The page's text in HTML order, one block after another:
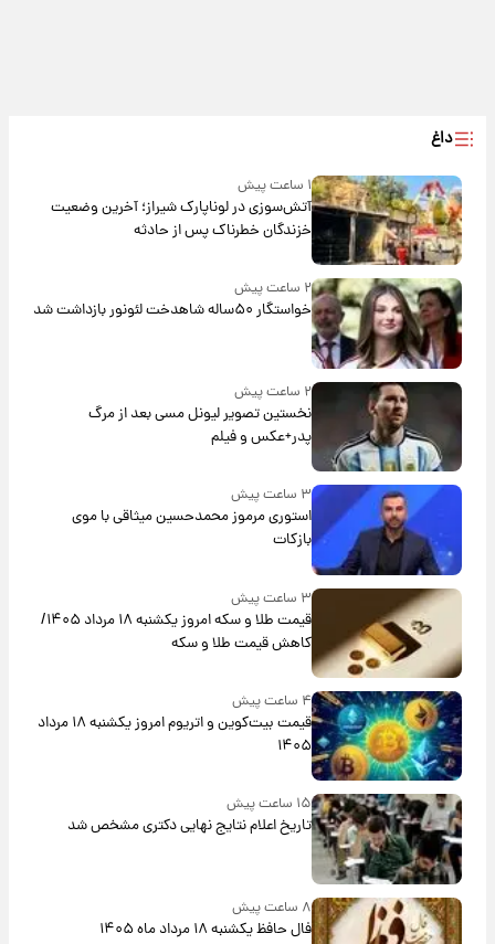
داغ
۱ ساعت پیش
آتش‌سوزی در لوناپارک شیراز؛ آخرین وضعیت
خزندگان خطرناک پس از حادثه
۲ ساعت پیش
خواستگار ۵۰ساله شاهدخت لئونور بازداشت شد
۲ ساعت پیش
نخستین تصویر لیونل مسی بعد از مرگ
پدر+عکس و فیلم
۳ ساعت پیش
استوری مرموز محمدحسین میثاقی با موی
بازکات
۳ ساعت پیش
قیمت طلا و سکه امروز یکشنبه ۱۸ مرداد ۱۴۰۵/
کاهش قیمت طلا و سکه
۴ ساعت پیش
قیمت بیت‌کوین و اتریوم امروز یکشنبه ۱۸ مرداد
۱۴۰۵
۱۵ ساعت پیش
تاریخ اعلام نتایج نهایی دکتری مشخص شد
۸ ساعت پیش
فال حافظ یکشنبه ۱۸ مرداد ماه ۱۴۰۵